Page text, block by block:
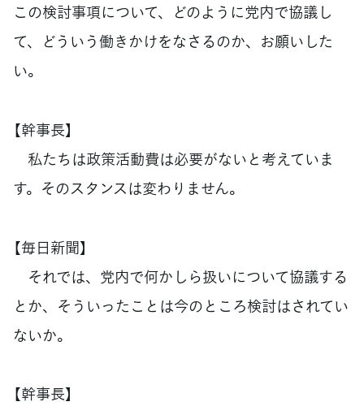
この検討事項について、どのように党内で協議し
て、どういう働きかけをなさるのか、お願いした
い。
【幹事長】
私たちは政策活動費は必要がないと考えていま
す。そのスタンスは変わりません。
【毎日新聞】
それでは、党内で何かしら扱いについて協議する
とか、そういったことは今のところ検討はされてい
ないか。
【幹事長】